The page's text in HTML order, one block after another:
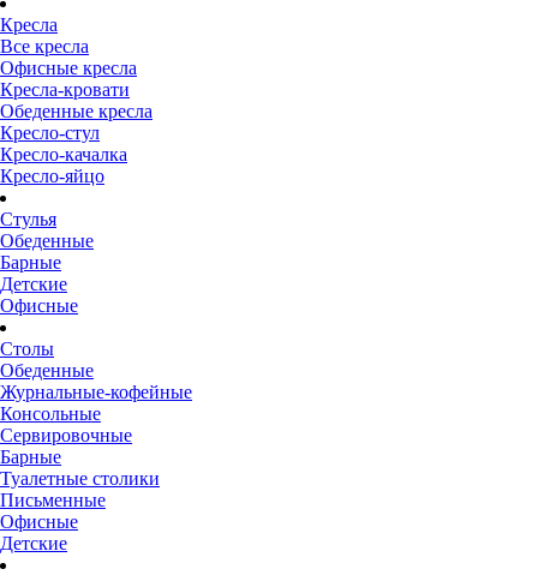
Кресла
Все кресла
Офисные кресла
Кресла-кровати
Обеденные кресла
Кресло-стул
Кресло-качалка
Кресло-яйцо
Стулья
Обеденные
Барные
Детские
Офисные
Столы
Обеденные
Журнальные-кофейные
Консольные
Сервировочные
Барные
Туалетные столики
Письменные
Офисные
Детские